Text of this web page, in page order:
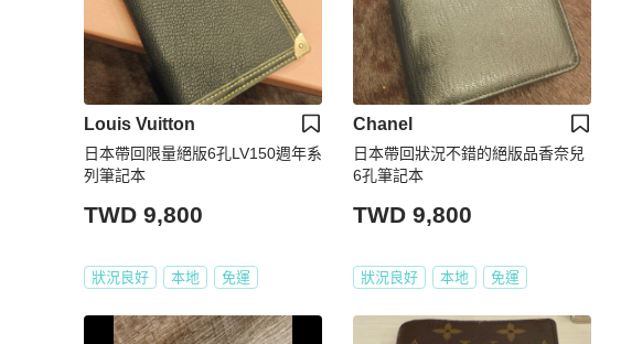
Louis Vuitton
日本帶回限量絕版6孔LV150週年系
列筆記本
TWD 9,800
狀況良好 本地 免運
Chanel
日本帶回狀況不錯的絕版品香奈兒
6孔筆記本
TWD 9,800
狀況良好 本地 免運